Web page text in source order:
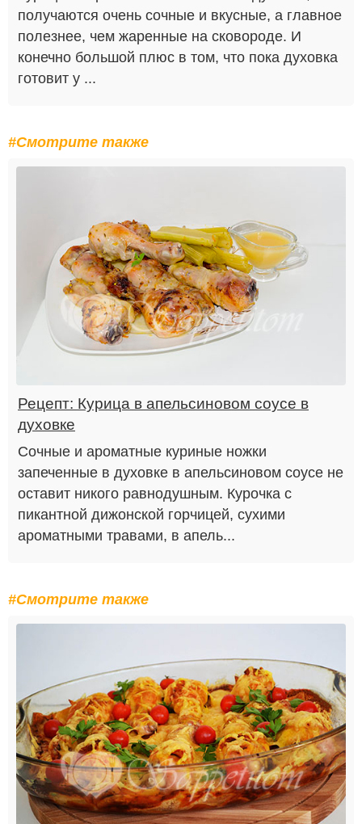
получаются очень сочные и вкусные, а главное
полезнее, чем жаренные на сковороде. И
конечно большой плюс в том, что пока духовка
готовит у ...
#Смотрите также
Рецепт: Курица в апельсиновом соусе в
духовке
Сочные и ароматные куриные ножки
запеченные в духовке в апельсиновом соусе не
оставит никого равнодушным. Курочка с
пикантной дижонской горчицей, сухими
ароматными травами, в апель...
#Смотрите также